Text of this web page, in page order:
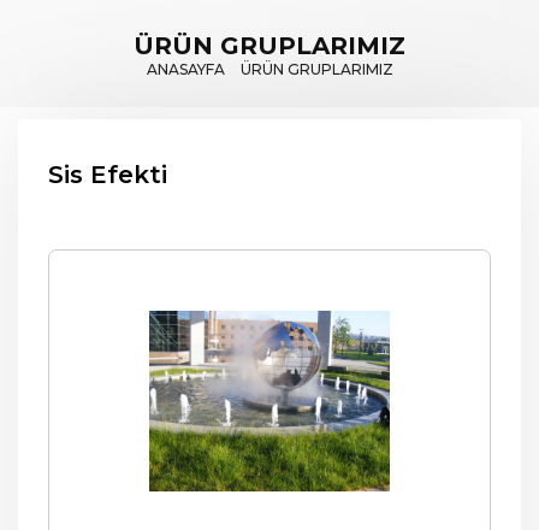
ÜRÜN GRUPLARIMIZ
ANASAYFA ÜRÜN GRUPLARIMIZ
Sis Efekti